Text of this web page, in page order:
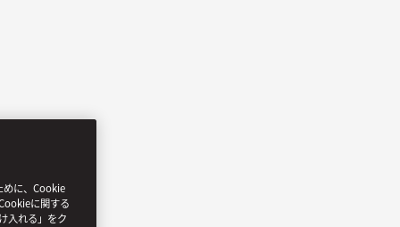
めに、Cookie
に関する
入れる」をク